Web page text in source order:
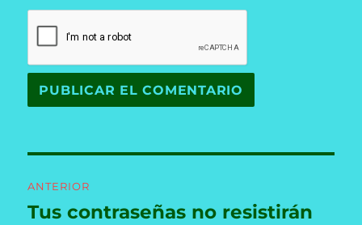
de
ANTERIOR
Entrada
Tus contraseñas no resistirán